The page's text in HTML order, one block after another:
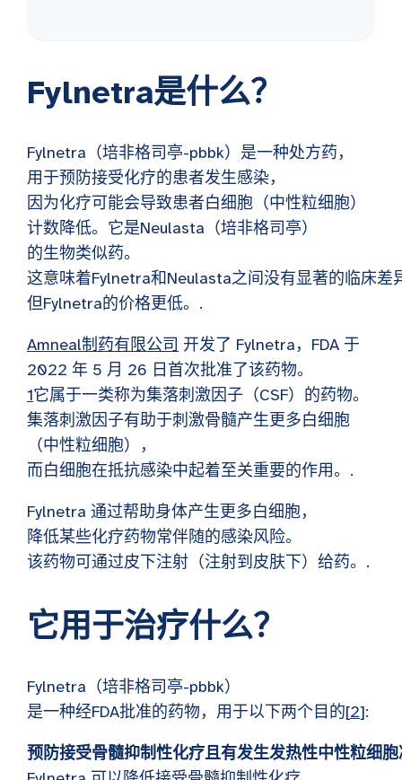
Fylnetra是什么？
Fylnetra（培非格司亭-pbbk）是一种处方药，
用于预防接受化疗的患者发生感染，
因为化疗可能会导致患者白细胞（中性粒细胞）
计数降低。它是Neulasta（培非格司亭）
的生物类似药。
这意味着Fylnetra和Neulasta之间没有显著的临床差
但Fylnetra的价格更低。.
Amneal制药有限公司 开发了 Fylnetra，FDA 于
2022 年 5 月 26 日首次批准了该药物。
1它属于一类称为集落刺激因子（CSF）的药物。
集落刺激因子有助于刺激骨髓产生更多白细胞
（中性粒细胞），
而白细胞在抵抗感染中起着至关重要的作用。.
Fylnetra 通过帮助身体产生更多白细胞，
降低某些化疗药物常伴随的感染风险。
该药物可通过皮下注射（注射到皮肤下）给药。.
它用于治疗什么？
Fylnetra（培非格司亭-pbbk）
是一种经FDA批准的药物，用于以下两个目的[2]:
预防接受骨髓抑制性化疗且有发生发热性中性粒细